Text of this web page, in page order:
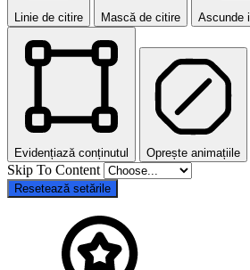
Linie de citire Mască de citire Ascunde
Evidențiază conținutul Oprește animațiile
Skip To Content
Resetează setările